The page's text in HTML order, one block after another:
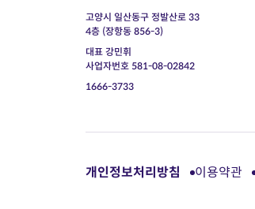
고양시 일산동구 정발산로 33
4층 (장항동 856-3)
대표 강민휘
사업자번호 581-08-02842
1666-3733
개인정보처리방침 이용약관